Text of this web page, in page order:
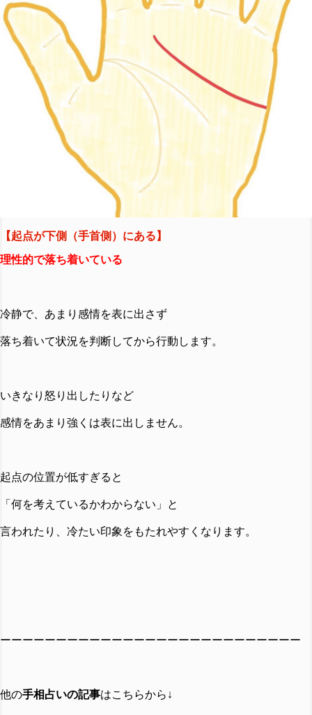
【起点が下側（手首側）にある】
理性的で落ち着いている
冷静で、あまり感情を表に出さず
落ち着いて状況を判断してから行動します。
いきなり怒り出したりなど
感情をあまり強くは表に出しません。
起点の位置が低すぎると
「何を考えているかわからない」と
言われたり、冷たい印象をもたれやすくなります。
ーーーーーーーーーーーーーーーーーーーーーーーーーーー
他の手相占いの記事はこちらから↓